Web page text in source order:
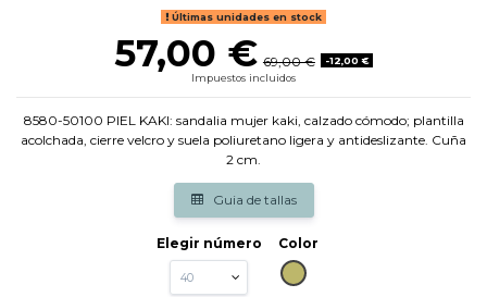
Últimas unidades en stock
57,00 € 69,00 €
-12,00 €
Impuestos incluidos
8580-50100 PIEL KAKI: sandalia mujer kaki, calzado cómodo; plantilla
acolchada, cierre velcro y suela poliuretano ligera y antideslizante. Cuña
2 cm.
Guia de tallas
Elegir número
Color
KAKI